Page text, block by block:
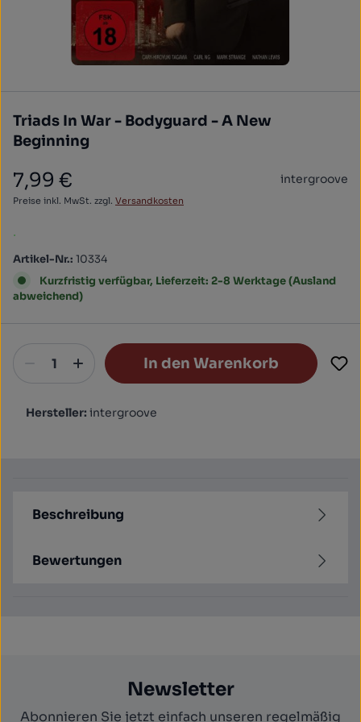
Triads In War - Bodyguard - A New
Beginning
Regulärer Preis:
7,99 €
Preise inkl. MwSt. zzgl. Versandkosten
.
intergroove
Artikel-Nr.: 10334
Kurzfristig verfügbar, Lieferzeit: 2-8 Werktage (Ausland
abweichend)
In den Warenkorb
Hersteller: intergroove
Beschreibung
Bewertungen
Newsletter
Abonnieren Sie jetzt einfach unseren regelmäßig